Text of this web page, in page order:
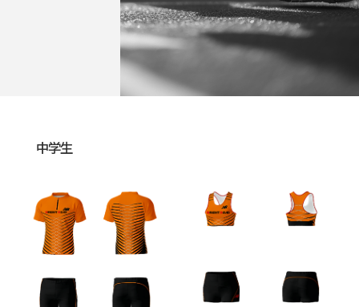
入会申し込み
お問い合わせ
中学生